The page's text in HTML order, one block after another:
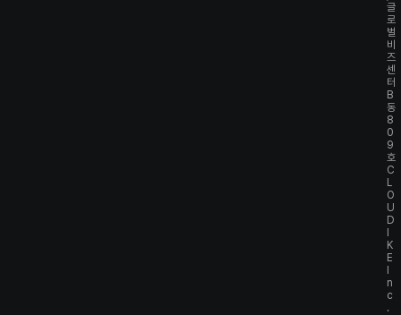
글
로
벌
비
즈
센
터
B
동
8
0
9
호
C
L
O
U
D
K
E
n
c
.